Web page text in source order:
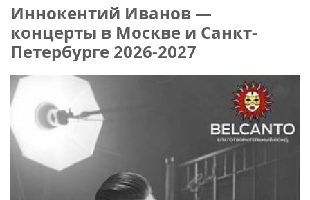
Иннокентий Иванов —
концерты в Москве и Санкт-
Петербурге 2026-2027